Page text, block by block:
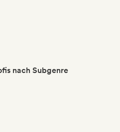
nach Subgenre